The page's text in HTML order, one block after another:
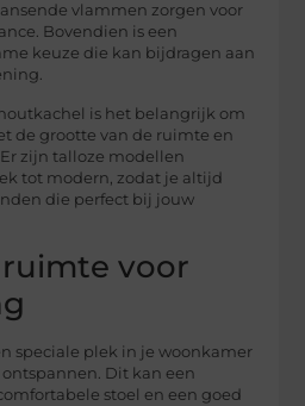
vlammen zorgen voor
Bovendien is een
keuze die kan bijdragen aan
is het belangrijk om
de grootte van de ruimte en
zijn talloze modellen
tot modern, zodat je altijd
die perfect bij jouw
voor
speciale plek in je woonkamer
Dit kan een
stoel en een goed